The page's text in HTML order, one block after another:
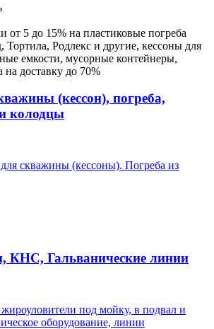
от 5 до 15% на пластиковые погреба
Родлекс и другие, кессоны для
емкости, мусорные контейнеры,
доставку до 70%
(кессон), погреба,
колодцы
скважины (кессоны). Погреба из
КНС, Гальванические линии
под мойку, в подвал и
оборудование, линии